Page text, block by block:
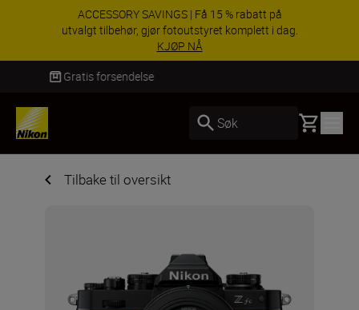
ACCESSORY SAVINGS | Få 15 % rabatt på
utvalgt tilbehør, gjør fotoutstyret komplett i dag.
KJØP NÅ
Levering innen 3–6 virkedager
Søk Basket
Tilbake til oversikt